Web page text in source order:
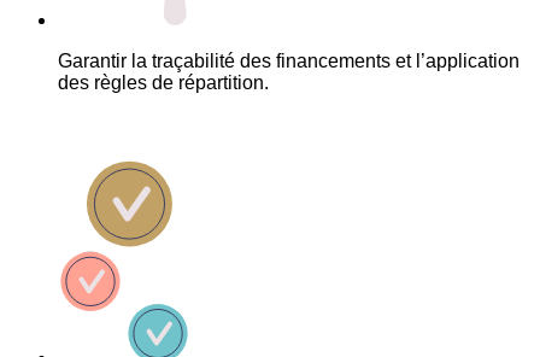
Garantir la traçabilité des financements et l’application
des règles de répartition.